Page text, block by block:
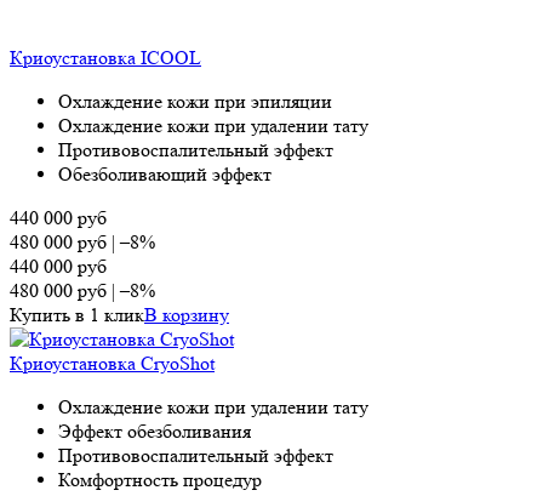
Криоустановка ICOOL
Охлаждение кожи при эпиляции
Охлаждение кожи при удалении тату
Противовоспалительный эффект
Обезболивающий эффект
440 000 руб
480 000 руб |–8%
440 000 руб
480 000 руб |–8%
Купить в 1 кликВ корзину
Криоустановка CryoShot
Охлаждение кожи при удалении тату
Эффект обезболивания
Противовоспалительный эффект
Комфортность процедур